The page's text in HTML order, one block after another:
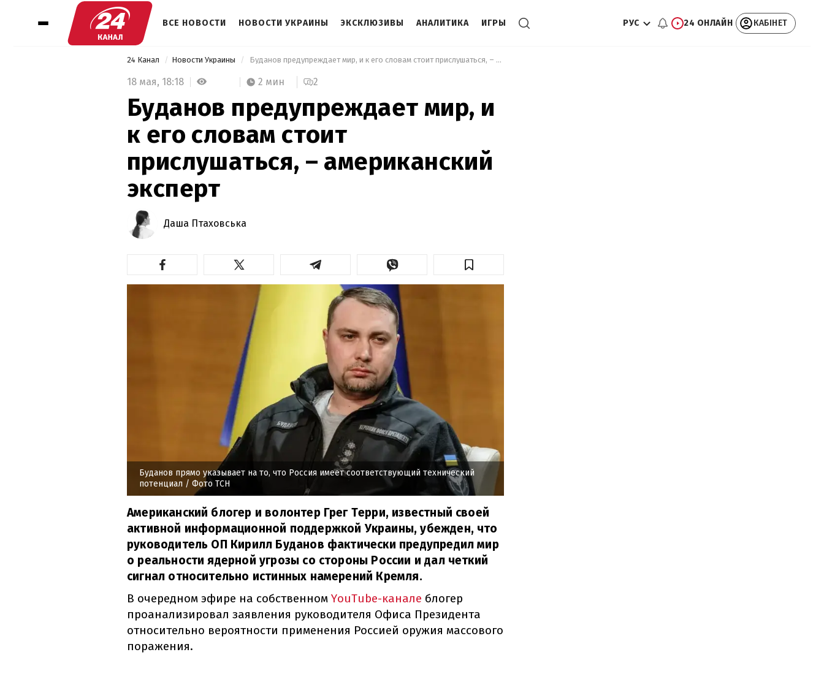
ВСЕ НОВОСТИ НОВОСТИ УКРАИНЫ ЭКСКЛЮЗИВЫ АНАЛИТИКА ИГРЫ РУС 24 ОНЛАЙН КАБІНЕТ
24 Канал Новости Украины Буданов предупреждает мир, и к его словам стоит прислушаться, – американский эксперт
18 мая, 18:18 2 мин 2
Буданов предупреждает мир, и
к его словам стоит
прислушаться, – американский
эксперт
Даша Птаховська
Буданов прямо указывает на то, что Россия имеет соответствующий технический
потенциал / Фото ТСН
Американский блогер и волонтер Грег Терри, известный своей
активной информационной поддержкой Украины, убежден, что
руководитель ОП Кирилл Буданов фактически предупредил мир
о реальности ядерной угрозы со стороны России и дал четкий
сигнал относительно истинных намерений Кремля.
В очередном эфире на собственном YouTube-канале блогер
проанализировал заявления руководителя Офиса Президента
относительно вероятности применения Россией оружия массового
поражения.